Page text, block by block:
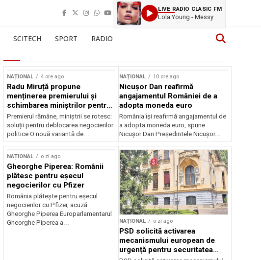
LIVE RADIO CLASIC FM
Lola Young - Messy
SCITECH SPORT RADIO
NAȚIONAL 4 ore ago
Radu Miruță propune
menținerea premierului și
schimbarea miniștrilor pentru
stabilitate politică
Premierul rămâne, miniștrii se rotesc:
soluții pentru deblocarea negocierilor
politice O nouă variantă de...
NAȚIONAL 10 ore ago
Nicușor Dan reafirmă
angajamentul României de a
adopta moneda euro
România își reafirmă angajamentul de
a adopta moneda euro, spune
Nicușor Dan Președintele Nicușor...
NAȚIONAL o zi ago
Gheorghe Piperea: Românii
plătesc pentru eșecul
negocierilor cu Pfizer
România plătește pentru eșecul
negocierilor cu Pfizer, acuză
Gheorghe Piperea Europarlamentarul
Gheorghe Piperea a...
NAȚIONAL o zi ago
PSD solicită activarea
mecanismului european de
urgență pentru securitatea